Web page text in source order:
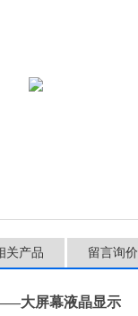
关产品 留言询价
大屏幕液晶显示